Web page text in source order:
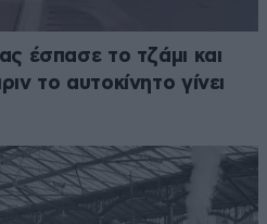
έσπασε το τζάμι και
το αυτοκίνητο γίνει